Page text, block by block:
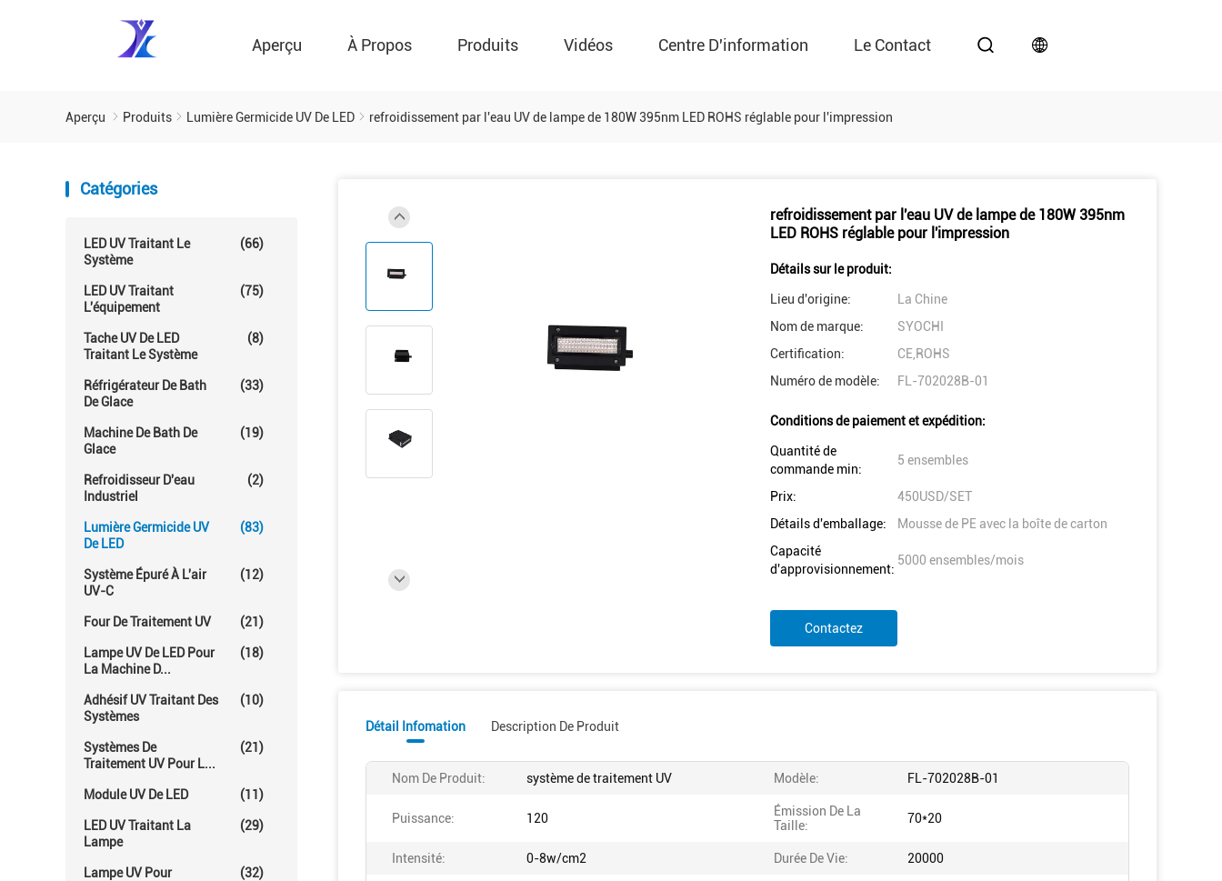
Aperçu À Propos Produits Vidéos Centre D'information Le Contact
Aperçu Produits Lumière Germicide UV De LED refroidissement par l'eau UV de lampe de 180W 395nm LED ROHS réglable pour l'impression
Catégories
LED UV Traitant Le
Système
(66)
LED UV Traitant
L'équipement
(75)
Tache UV De LED
Traitant Le Système
(8)
Réfrigérateur De Bath
De Glace
(33)
Machine De Bath De
Glace
(19)
Refroidisseur D'eau
Industriel
(2)
Lumière Germicide UV
De LED
(83)
Système Épuré À L'air
UV-C
(12)
Four De Traitement UV (21)
Lampe UV De LED Pour
La Machine D...
(18)
Adhésif UV Traitant Des
Systèmes
(10)
Systèmes De
Traitement UV Pour L...
(21)
Module UV De LED (11)
LED UV Traitant La
Lampe
(29)
Lampe UV Pour
(32)
refroidissement par l'eau UV de lampe de 180W 395nm
LED ROHS réglable pour l'impression
Détails sur le produit:
Lieu d'origine:
La Chine
Nom de marque:
SYOCHI
Certification:
CE,ROHS
Numéro de modèle:
FL-702028B-01
Conditions de paiement et expédition:
Quantité de
commande min:
5 ensembles
Prix:
450USD/SET
Détails d'emballage:
Mousse de PE avec la boîte de carton
Capacité
d'approvisionnement:
5000 ensembles/mois
Contactez
Détail Infomation Description De Produit
Nom De Produit: système de traitement UV Modèle: FL-702028B-01
Puissance: 120
Émission De La
Taille:
70*20
Intensité: 0-8w/cm2 Durée De Vie: 20000